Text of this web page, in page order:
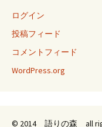
ログイン
投稿フィード
コメントフィード
WordPress.org
© 2014 語りの森 all